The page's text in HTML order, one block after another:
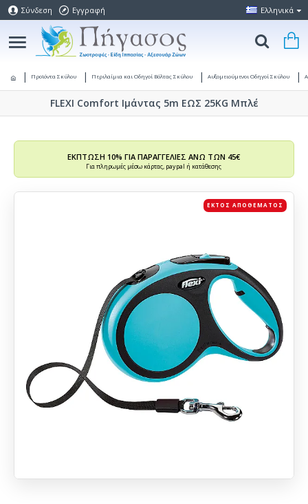
Σύνδεση Εγγραφή Ελληνικά
Προϊόντα Σκύλου Περιλαίμια και Οδηγοί Βόλτας Σκύλου Αυξομειούμενοι Οδηγοί Σκύλου
FLEXI Comfort Ιμάντας 5m ΕΩΣ 25KG Μπλέ
ΕΚΠΤΩΣΗ 10% ΓΙΑ ΠΑΡΑΓΓΕΛΙΕΣ ΑΝΩ ΤΩΝ 45€
Για πληρωμές μέσω κάρτας, paypal ή κατάθεσης
ΕΚΤΌΣ ΑΠΟΘΈΜΑΤΟΣ